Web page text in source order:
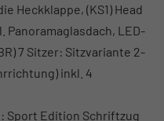
Heckklappe, (KS1) Head
Panoramaglasdach, LED-
7 Sitzer: Sitzvariante 2-
inkl. 4
Sport Edition Schriftzug